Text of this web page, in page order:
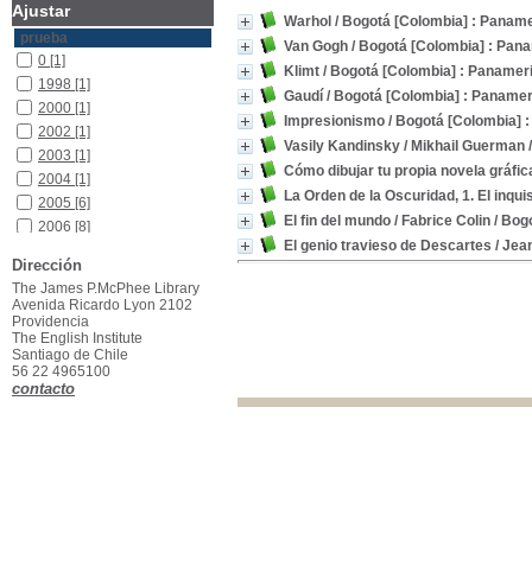
Warhol / Bogotá [Colombia] :
Van Gogh / Bogotá [Colombia] :
Klimt / Bogotá [Colombia] :
Gaudí / Bogotá [Colombia] :
Impresionismo / Bogotá [Colombia]
Vasily Kandinsky / Mikhail Guerman
Cómo dibujar tu propia novela
La Orden de la Oscuridad, 1. El
El fin del mundo / Fabrice Colin /
El genio travieso de Descartes /
Ajustar
prueba
0 [1]
1998 [1]
2000 [1]
2002 [1]
2003 [1]
2004 [1]
2005 [6]
2006 [8]
2009[1]
2011[2]
2013[1]
2014[4]
2015[3]
2016
Dirección
The James P.McPhee Library
Avenida Ricardo Lyon 2102
Providencia
The English Institute
Santiago de Chile
56 22 4965100
contacto